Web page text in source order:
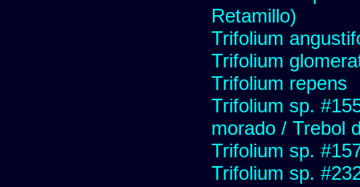
Retamillo)
Trifolium
Trifolium
Trifolium repens
Trifolium sp.
morado / Trebol
Trifolium sp.
Trifolium sp.